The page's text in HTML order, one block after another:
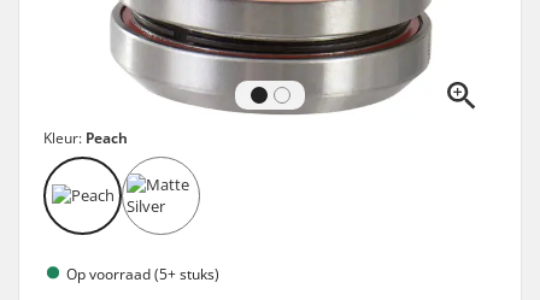
Kleur: Peach
Op voorraad (5+ stuks)